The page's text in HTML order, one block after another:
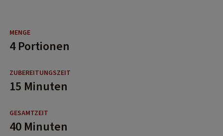
4 Portionen
15 Minuten
40 Minuten